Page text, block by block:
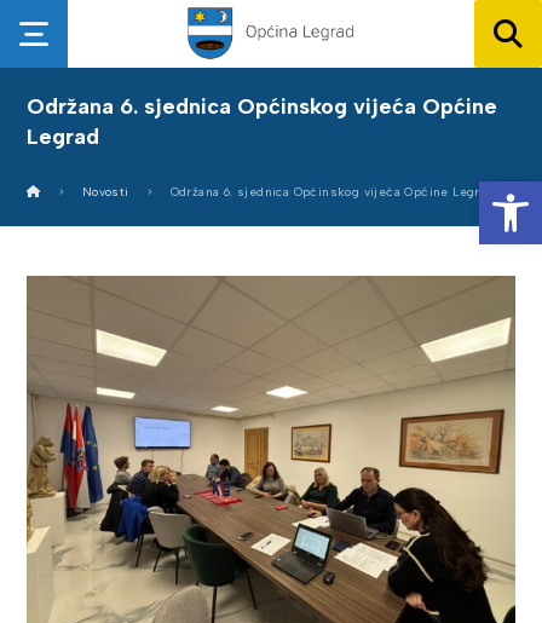
Održana 6. sjednica Općinskog vijeća Općine
Legrad
Novosti Održana 6. sjednica Općinskog vijeća Općine Legrad